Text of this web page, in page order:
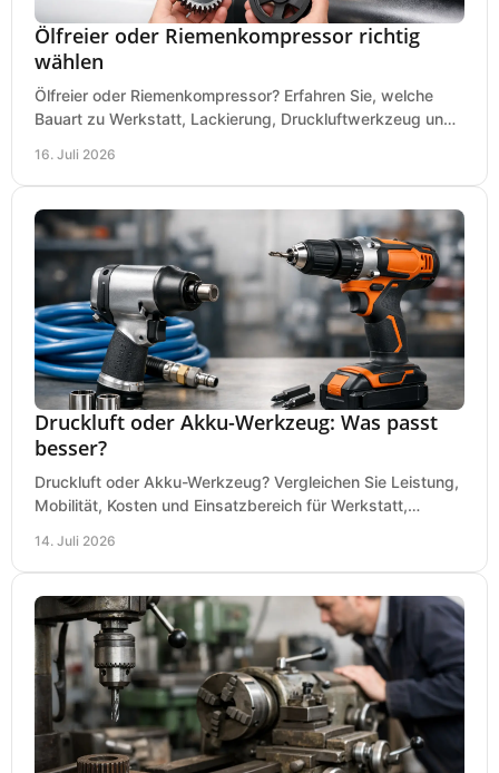
Ölfreier oder Riemenkompressor richtig
wählen
Ölfreier oder Riemenkompressor? Erfahren Sie, welche
Bauart zu Werkstatt, Lackierung, Druckluftwerkzeug und
16. Juli 2026
Druckluft oder Akku-Werkzeug: Was passt
besser?
Druckluft oder Akku-Werkzeug? Vergleichen Sie Leistung,
Mobilität, Kosten und Einsatzbereich für Werkstatt,
14. Juli 2026